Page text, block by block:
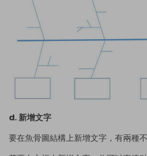
d. 新增文字
要在魚骨圖結構上新增文字，有兩種